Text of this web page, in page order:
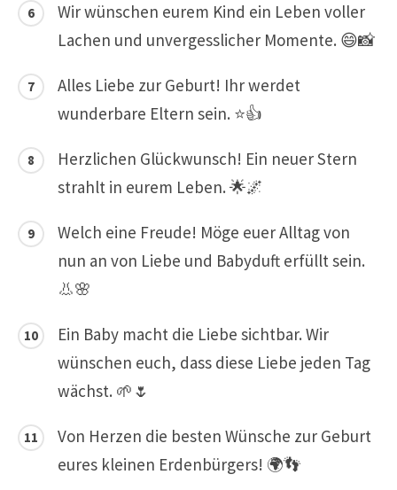
Wir wünschen eurem Kind ein Leben voller
Lachen und unvergesslicher Momente. 😄📸
Alles Liebe zur Geburt! Ihr werdet
wunderbare Eltern sein. ⭐👍
Herzlichen Glückwunsch! Ein neuer Stern
strahlt in eurem Leben. 🌟🌌
Welch eine Freude! Möge euer Alltag von
nun an von Liebe und Babyduft erfüllt sein.
👃🌸
Ein Baby macht die Liebe sichtbar. Wir
wünschen euch, dass diese Liebe jeden Tag
wächst. 🌱🌷
Von Herzen die besten Wünsche zur Geburt
eures kleinen Erdenbürgers! 🌍👣